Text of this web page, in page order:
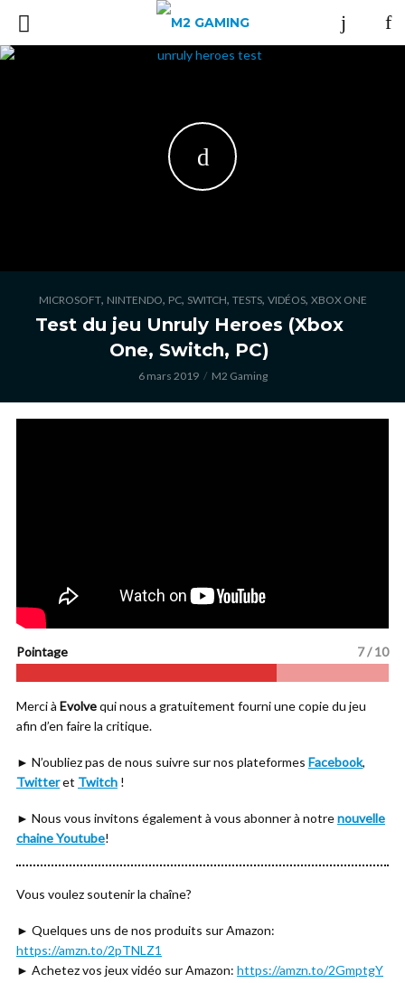
MICROSOFT, NINTENDO, PC, SWITCH, TESTS, VIDÉOS, XBOX ONE
Test du jeu Unruly Heroes (Xbox
One, Switch, PC)
6 mars 2019 M2 Gaming
Pointage 7 / 10
Merci à Evolvequi nous a gratuitement fourni une copie du jeu
afin d’en faire la critique.
► N’oubliez pas de nous suivre sur nos plateformes Facebook,
Twitteret Twitch !
► Nous vous invitons également à vous abonner à notrenouvelle
chaine Youtube!
Vous voulez soutenir la chaîne?
► Quelques uns de nos produits sur Amazon:
https://amzn.to/2pTNLZ1
► Achetez vos jeux vidéo sur Amazon: https://amzn.to/2GmptgY